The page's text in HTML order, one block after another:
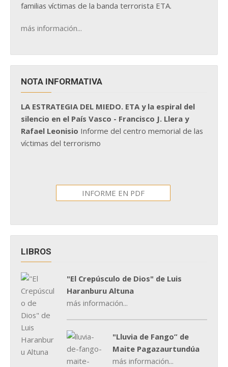
familias víctimas de la banda terrorista ETA.
más información...
NOTA INFORMATIVA
LA ESTRATEGIA DEL MIEDO. ETA y la espiral del
silencio en el País Vasco - Francisco J. Llera y
Rafael Leonisio Informe del centro memorial de las
víctimas del terrorismo
INFORME EN PDF
LIBROS
"El Crepúsculo de Dios" de Luis
Haranburu Altuna
más información...
"Lluvia de Fango” de
Maite Pagazaurtundúa
más información...